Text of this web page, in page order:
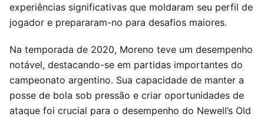
experiências significativas que moldaram seu perfil de
jogador e prepararam-no para desafios maiores.
Na temporada de 2020, Moreno teve um desempenho
notável, destacando-se em partidas importantes do
campeonato argentino. Sua capacidade de manter a
posse de bola sob pressão e criar oportunidades de
ataque foi crucial para o desempenho do Newell’s Old